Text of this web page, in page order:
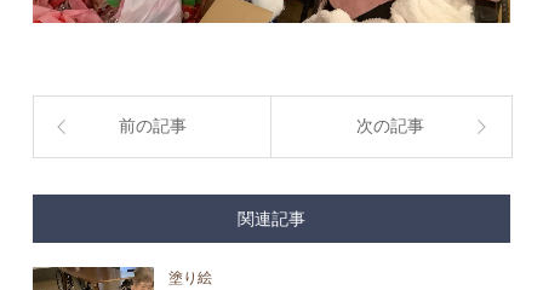
前の記事 次の記事
関連記事
塗り絵